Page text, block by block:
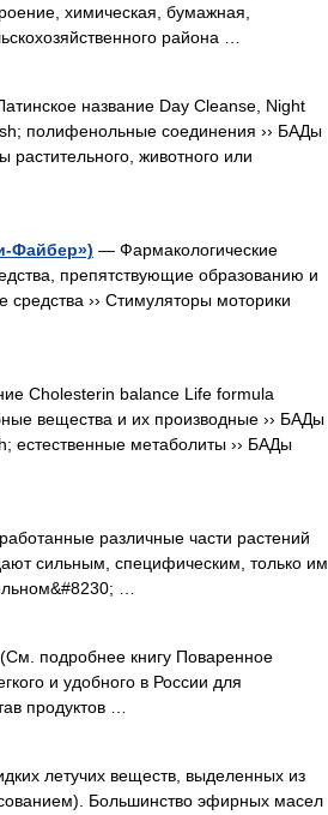
химическая, бумажная,
района …
название Day Cleanse, Night
полифенольные соединения ›› БАДы
животного или
Файбер») — Фармакологические
препятствующие образованию и
›› Стимуляторы моторики
Cholesterin balance Life formula
вещества и их производные ›› БАДы
естественные метаболиты ›› БАДы
различные части растений
сильным, специфическим, только им
…
подробнее книгу Поваренное
и удобного в России для
продуктов …
летучих веществ, выделенных из
Большинство эфирных масел